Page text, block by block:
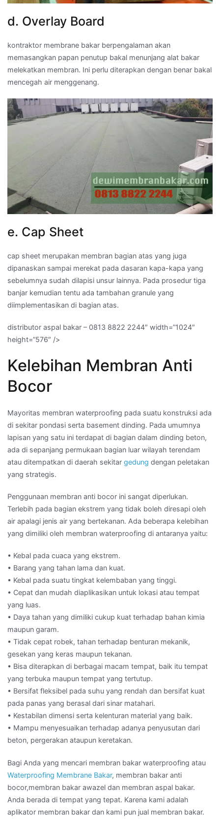
d. Overlay Board
kontraktor membrane bakar berpengalaman akan
memasangkan papan penutup bakal menunjang alat bakar
melekatkan membran. Ini perlu diterapkan dengan benar bakal
mencegah air menggenang.
e. Cap Sheet
cap sheet merupakan membran bagian atas yang juga
dipanaskan sampai merekat pada dasaran kapa-kapa yang
sebelumnya sudah dilapisi unsur lainnya. Pada prosedur tiga
banjar kemudian tentu ada tambahan granule yang
diimplementasikan di bagian atas.
distributor aspal bakar – 0813 8822 2244″ width=”1024″
height=”576″ />
Kelebihan Membran Anti
Bocor
Mayoritas membran waterproofing pada suatu konstruksi ada
di sekitar pondasi serta basement dinding. Pada umumnya
lapisan yang satu ini terdapat di bagian dalam dinding beton,
ada di sepanjang permukaan bagian luar wilayah terendam
atau ditempatkan di daerah sekitar gedung dengan peletakan
yang strategis.
Penggunaan membran anti bocor ini sangat diperlukan.
Terlebih pada bagian ekstrem yang tidak boleh diresapi oleh
air apalagi jenis air yang bertekanan. Ada beberapa kelebihan
yang dimiliki oleh membran waterproofing di antaranya yaitu:
• Kebal pada cuaca yang ekstrem.
• Barang yang tahan lama dan kuat.
• Kebal pada suatu tingkat kelembaban yang tinggi.
• Cepat dan mudah diaplikasikan untuk lokasi atau tempat
yang luas.
• Daya tahan yang dimiliki cukup kuat terhadap bahan kimia
maupun garam.
• Tidak cepat robek, tahan terhadap benturan mekanik,
gesekan yang keras maupun tekanan.
• Bisa diterapkan di berbagai macam tempat, baik itu tempat
yang terbuka maupun tempat yang tertutup.
• Bersifat fleksibel pada suhu yang rendah dan bersifat kuat
pada panas yang berasal dari sinar matahari.
• Kestabilan dimensi serta kelenturan material yang baik.
• Mampu menyesuaikan terhadap adanya penyusutan dari
beton, pergerakan ataupun keretakan.
Bagi Anda yang mencari membran bakar waterproofing atau
Waterproofing Membrane Bakar, membran bakar anti
bocor,membran bakar awazel dan membran aspal bakar.
Anda berada di tempat yang tepat. Karena kami adalah
aplikator membran bakar dan kami pun jual membran bakar.